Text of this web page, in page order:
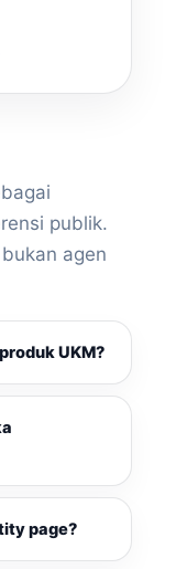
publik.
agen
UKM?
page?